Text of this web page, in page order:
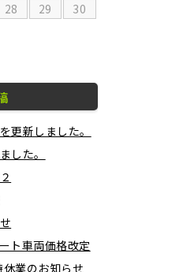
28 29
30
更新しました。
した。
ト車両価格改定
業のお知らせ